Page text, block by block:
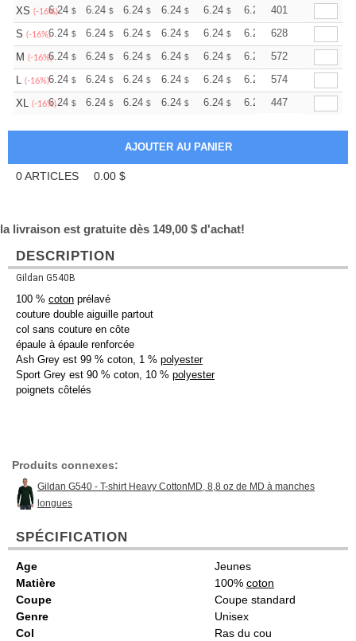
XS (-16%)6.24 $ 6.24 $ 6.24 $ 6.24 $ 6.24 $ 6.24 $401
S (-16%)6.24 $ 6.24 $ 6.24 $ 6.24 $ 6.24 $ 6.24 $628
M (-16%)6.24 $ 6.24 $ 6.24 $ 6.24 $ 6.24 $ 6.24 $572
L (-16%)6.24 $ 6.24 $ 6.24 $ 6.24 $ 6.24 $ 6.24 $574
XL (-16%)6.24 $ 6.24 $ 6.24 $ 6.24 $ 6.24 $ 6.24 $447
0ARTICLES 0.00 $
la livraison est gratuite dès 149,00 $ d'achat!
DESCRIPTION
Gildan G540B
100 % coton prélavé
couture double aiguille partout
col sans couture en côte
épaule à épaule renforcée
Ash Grey est 99 % coton, 1 % polyester
Sport Grey est 90 % coton, 10 % polyester
poignets côtelés
Produits connexes:
Gildan G540 - T-shirt Heavy CottonMD, 8,8 oz de MD à manches
longues
SPÉCIFICATION
Age
Jeunes
Matière
100% coton
Coupe
Coupe standard
Genre
Unisex
Col
Ras du cou